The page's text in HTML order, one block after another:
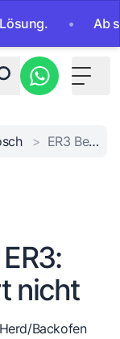
• Ab sofort
Toggle
> ER3 Bedienfeldfehler
nicht
Backofen